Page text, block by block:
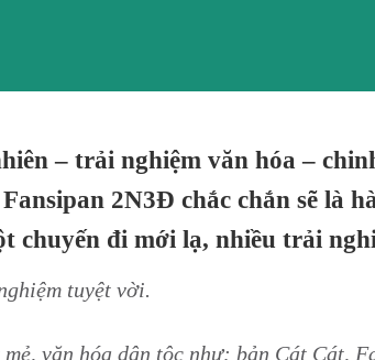
– trải nghiệm văn hóa –
2N3Đ chắc chắn sẽ là
chuyến đi mới lạ, nhiều trải
tuyệt vời.
văn hóa dân tộc như: bản Cát Cát,